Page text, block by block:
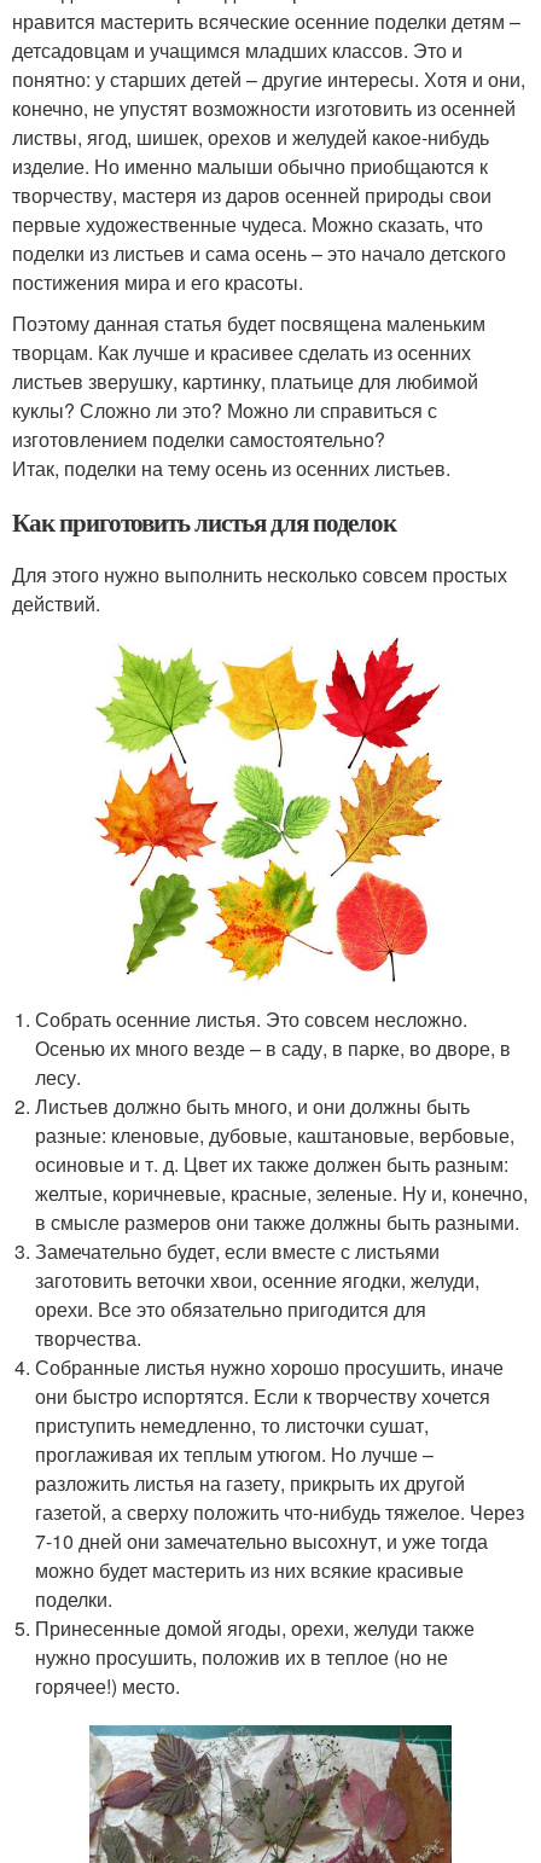
нравится мастерить всяческие осенние поделки детям –
детсадовцам и учащимся младших классов. Это и
понятно: у старших детей – другие интересы. Хотя и они,
конечно, не упустят возможности изготовить из осенней
листвы, ягод, шишек, орехов и желудей какое-нибудь
изделие. Но именно малыши обычно приобщаются к
творчеству, мастеря из даров осенней природы свои
первые художественные чудеса. Можно сказать, что
поделки из листьев и сама осень – это начало детского
постижения мира и его красоты.
Поэтому данная статья будет посвящена маленьким
творцам. Как лучше и красивее сделать из осенних
листьев зверушку, картинку, платьице для любимой
куклы? Сложно ли это? Можно ли справиться с
изготовлением поделки самостоятельно?
Итак, поделки на тему осень из осенних листьев.
Как приготовить листья для поделок
Для этого нужно выполнить несколько совсем простых
действий.
Собрать осенние листья. Это совсем несложно.
Осенью их много везде – в саду, в парке, во дворе, в
лесу.
Листьев должно быть много, и они должны быть
разные: кленовые, дубовые, каштановые, вербовые,
осиновые и т. д. Цвет их также должен быть разным:
желтые, коричневые, красные, зеленые. Ну и, конечно,
в смысле размеров они также должны быть разными.
Замечательно будет, если вместе с листьями
заготовить веточки хвои, осенние ягодки, желуди,
орехи. Все это обязательно пригодится для
творчества.
Собранные листья нужно хорошо просушить, иначе
они быстро испортятся. Если к творчеству хочется
приступить немедленно, то листочки сушат,
проглаживая их теплым утюгом. Но лучше –
разложить листья на газету, прикрыть их другой
газетой, а сверху положить что-нибудь тяжелое. Через
7-10 дней они замечательно высохнут, и уже тогда
можно будет мастерить из них всякие красивые
поделки.
Принесенные домой ягоды, орехи, желуди также
нужно просушить, положив их в теплое (но не
горячее!) место.